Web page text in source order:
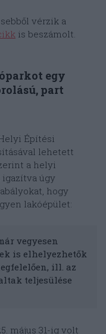
vérzik a
is beszámolt.
egy
part
Építési
lehetett
a helyi
igazítva úgy
hogy
lakóépület:
vegyesen
is elhelyezhetők
ill. az
teljesülése
május 31-ig volt